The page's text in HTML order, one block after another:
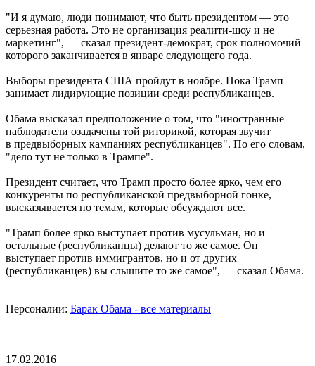
"И я думаю, люди понимают, что быть президентом — это
серьезная работа. Это не организация реалити-шоу и не
маркетинг", — сказал президент-демократ, срок полномочий
которого заканчивается в январе следующего года.
Выборы президента США пройдут в ноябре. Пока Трамп
занимает лидирующие позиции среди республиканцев.
Обама высказал предположение о том, что "иностранные
наблюдатели озадачены той риторикой, которая звучит
в предвыборных кампаниях республиканцев". По его словам,
"дело тут не только в Трампе".
Президент считает, что Трамп просто более ярко, чем его
конкуренты по республиканской предвыборной гонке,
высказывается по темам, которые обсуждают все.
"Трамп более ярко выступает против мусульман, но и
остальные (республиканцы) делают то же самое. Он
выступает против иммигрантов, но и от других
(республиканцев) вы слышите то же самое", — сказал Обама.
Персоналии: Барак Обама - все материалы
17.02.2016